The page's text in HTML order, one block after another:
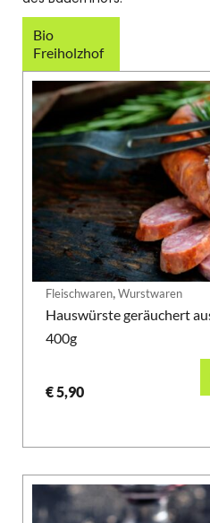
Bio
Freiholzhof
Fleischwaren,Wurstwaren
Hauswürste geräuchert
400g
€5,90